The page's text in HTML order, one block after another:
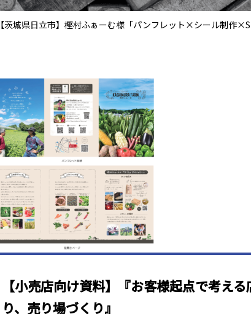
【茨城県日立市】樫村ふぁーむ様「パンフレット×シール制作
【小売店向け資料】『お客様起点で考え
り、売り場づくり』